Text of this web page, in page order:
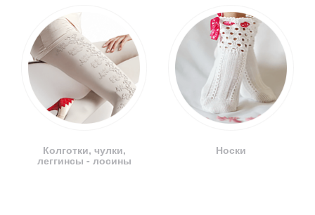
Колготки, чулки,
леггинсы - лосины
Носки